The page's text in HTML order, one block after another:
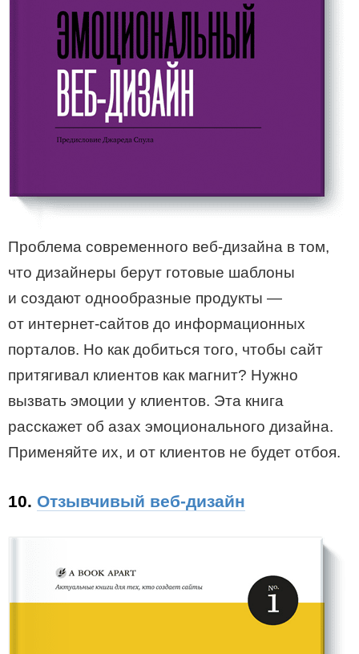
Проблема современного веб-дизайна в том,
что дизайнеры берут готовые шаблоны
и создают однообразные продукты —
от интернет-сайтов до информационных
порталов. Но как добиться того, чтобы сайт
притягивал клиентов как магнит? Нужно
вызвать эмоции у клиентов. Эта книга
расскажет об азах эмоционального дизайна.
Применяйте их, и от клиентов не будет отбоя.
10. Отзывчивый веб-дизайн